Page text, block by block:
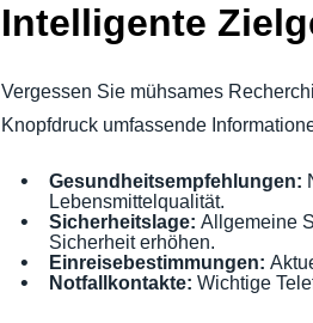
Intelligente
Vergessen Sie mühsames
Knopfdruck umfassende
Gesundheitsempfehlungen:
Lebensmittelqualität.
Sicherheitslage: Allgemeine
Sicherheit erhöhen.
Einreisebestimmungen:
Notfallkontakte: Wichtige